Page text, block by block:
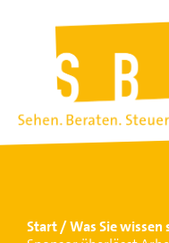
Start
Was Sie wissen